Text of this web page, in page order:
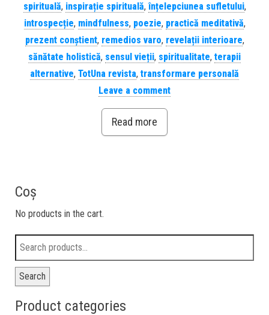
spirituală, inspirație spirituală,înțelepciunea sufletului,
introspecție, mindfulness, poezie, practică meditativă,
prezent conștient, remedios varo, revelații interioare,
sănătate holistică, sensul vieții, spiritualitate, terapii
alternative, TotUna revista, transformare personală
Leave a comment
Read more
Coș
No products in the cart.
Search
Product categories